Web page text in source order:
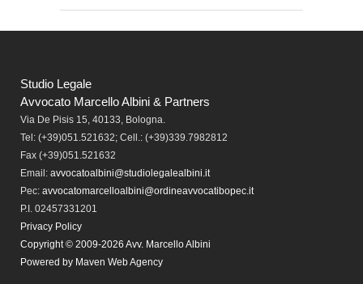
Studio Legale
Avvocato Marcello Albini & Partners
Via De Pisis 15, 40133, Bologna.
Tel: (+39)051.521632; Cell.: (+39)339.7982812
Fax (+39)051.521632
Email: avvocatoalbini@studiolegalealbini.it
Pec: avvocatomarcelloalbini@ordineavvocatibopec.it
P.I. 02457331201
Privacy Policy
Copyright © 2009-2026 Avv. Marcello Albini
Powered by Maven Web Agency